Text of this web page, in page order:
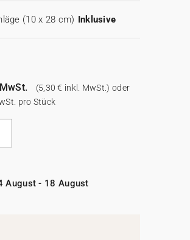
(10 x 28 cm) Inklusive
(5,30 € inkl. MwSt.) oder
pro Stück
August - 18 August